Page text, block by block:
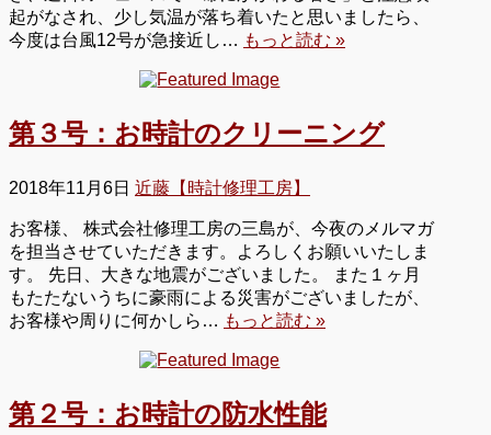
起がなされ、少し気温が落ち着いたと思いましたら、
今度は台風12号が急接近し… もっと読む »
第３号：お時計のクリーニング
2018年11月6日 近藤【時計修理工房】
お客様、 株式会社修理工房の三島が、今夜のメルマガ
を担当させていただきます。よろしくお願いいたしま
す。 先日、大きな地震がございました。 また１ヶ月
もたたないうちに豪雨による災害がございましたが、
お客様や周りに何かしら… もっと読む »
第２号：お時計の防水性能